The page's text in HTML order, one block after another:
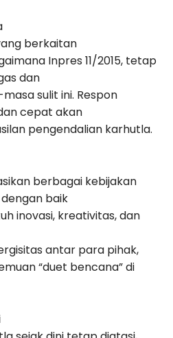
berkaitan
Inpres 11/2015, tetap
dan
sulit ini. Respon
cepat akan
pengendalian karhutla.
berbagai kebijakan
baik
inovasi, kreativitas, dan
antar para pihak,
“duet bencana” di